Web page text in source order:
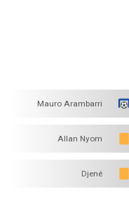
Mauro Arambarri
Allan Nyom
Djené